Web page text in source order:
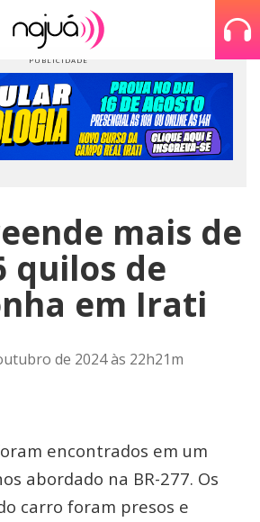
mais de
quilos de
em Irati
de 2024 às 22h21m
encontrados em um
abordado na BR-277. Os
carro foram presos e